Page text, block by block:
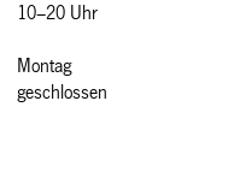
10–20 Uhr
Montag
geschlossen